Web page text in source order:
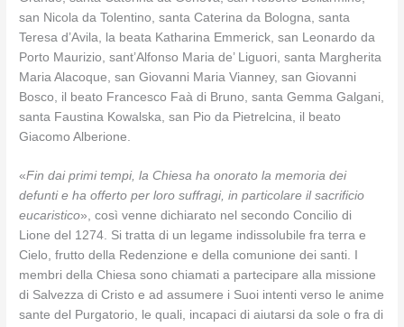
san Nicola da Tolentino, santa Caterina da Bologna, santa
Teresa d’Avila, la beata Katharina Emmerick, san Leonardo da
Porto Maurizio, sant’Alfonso Maria de’ Liguori, santa Margherita
Maria Alacoque, san Giovanni Maria Vianney, san Giovanni
Bosco, il beato Francesco Faà di Bruno, santa Gemma Galgani,
santa Faustina Kowalska, san Pio da Pietrelcina, il beato
Giacomo Alberione.
«Fin dai primi tempi, la Chiesa ha onorato la memoria dei
defunti e ha offerto per loro suffragi, in particolare il sacrificio
eucaristico», così venne dichiarato nel secondo Concilio di
Lione del 1274. Si tratta di un legame indissolubile fra terra e
Cielo, frutto della Redenzione e della comunione dei santi. I
membri della Chiesa sono chiamati a partecipare alla missione
di Salvezza di Cristo e ad assumere i Suoi intenti verso le anime
sante del Purgatorio, le quali, incapaci di aiutarsi da sole o fra di